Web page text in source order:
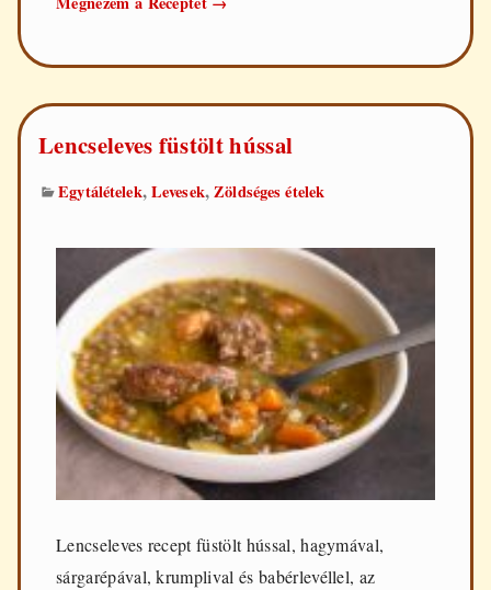
Lencseleves füstölt hússal
Egytálételek,Levesek,Zöldséges ételek
Lencseleves recept füstölt hússal, hagymával,
sárgarépával, krumplival és babérlevéllel, az